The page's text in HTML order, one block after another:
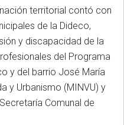
territorial contó con
de la Dideco,
y discapacidad de la
del Programa
y del barrio José María
y Urbanismo (MINVU) y
Comunal de